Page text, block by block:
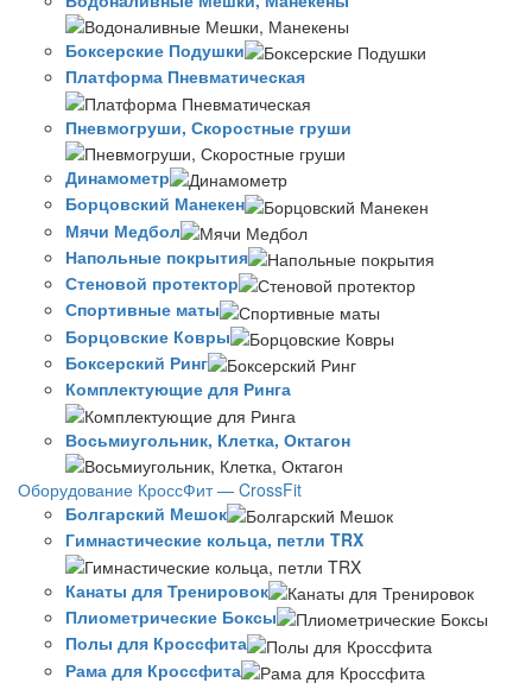
Боксерские Подушки
Платформа Пневматическая
Пневмогруши, Скоростные груши
Динамометр
Борцовский Манекен
Мячи Медбол
Напольные покрытия
Стеновой протектор
Спортивные маты
Борцовские Ковры
Боксерский Ринг
Комплектующие для Ринга
Восьмиугольник, Клетка, Октагон
Оборудование КроссФит — CrossFit
Болгарский Мешок
Гимнастические кольца, петли TRX
Канаты для Тренировок
Плиометрические Боксы
Полы для Кроссфита
Рама для Кроссфита